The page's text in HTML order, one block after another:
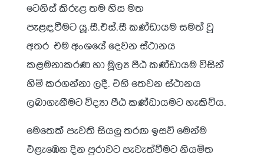
ටෙනිස් කිරුළ තම හිස මත
පැළඳවීමට යූ.සී.එස්.සී කණ්ඩායම සමත් වූ
අතර එම අංශයේ දෙවන ස්ථානය
කළමනාකරණ හා මූල්‍ය පීඨ කණ්ඩායම විසින්
හිමි කරගන්නා ලදී. එහි තෙවන ස්ථානය
ලබාගැනීමට විද්‍යා පීඨ කණ්ඩායමට හැකිවිය.
මෙතෙක් පැවති සියලු තරඟ ඉසව් මෙන්ම
එළැඹෙන දින පුරාවට පැවැත්වීමට නියමිත